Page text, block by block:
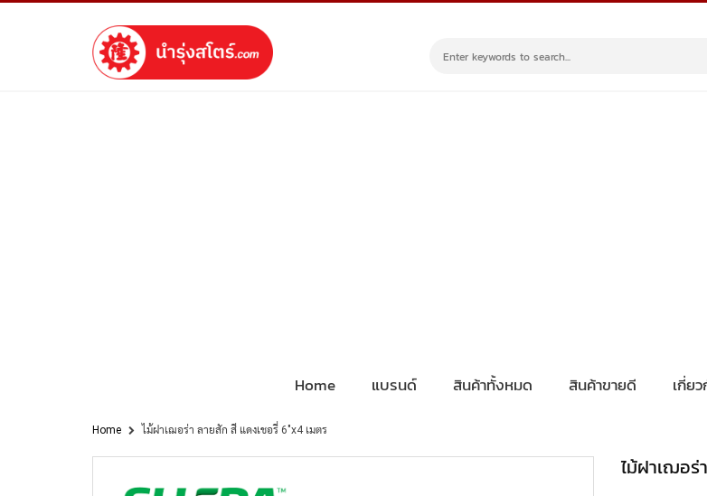
Home แบรนด์ สินค้าทั้งหมด สินค้าขายดี เกี่ย
Home ไม้ฝาเฌอร่า ลายสัก สี แดงเชอรี่ 6"x4 เมตร
ไม้ฝาเฌอร่